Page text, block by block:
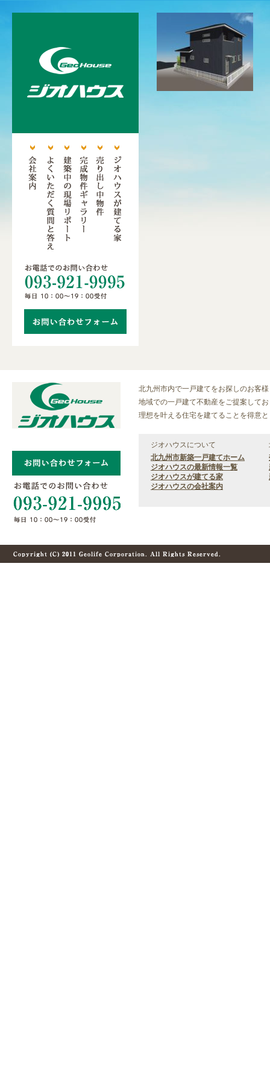
北九州市内で一戸建てをお探しのお客
地域での一戸建て不動産をご提案して
理想を叶える住宅を建てることを得意
ジオハウスについて
北九州市新築一戸建てホーム
ジオハウスの最新情報一覧
ジオハウスが建てる家
ジオハウスの会社案内